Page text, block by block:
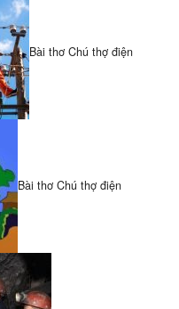
Bài thơ Chú thợ điện
Bài thơ Chú thợ điện